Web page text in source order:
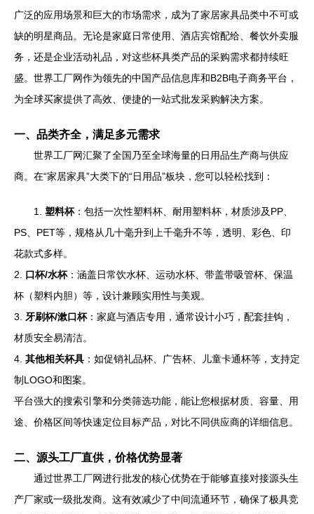
广泛的应用场景和巨大的市场需求，成为了家居家具品类中不可或
缺的明星商品。无论是家庭日常使用、酒店宾馆配给、餐饮外卖服
务，还是企业活动礼品，对这些杯具类产品的采购需求都持续旺
盛。世界工厂网作为领先的中国产品信息库和B2B电子商务平台，
为全球买家提供了高效、便捷的一站式批发采购解决方案。
一、品类齐全，满足多元需求
世界工厂网汇聚了全国乃至全球海量的日用品生产商与供应
商。在“家居家具”大类下的“日用品”板块，您可以轻松找到：
1. 塑料杯：包括一次性塑料杯、耐用塑料杯，材质涉及PP、
PS、PET等，规格从几十毫升到上千毫升不等，透明、彩色、印
花款式多样。
2. 口杯/水杯：涵盖日常饮水杯、运动水杯、带盖带吸管杯、保温
杯（塑料内胆）等，设计兼顾实用性与美观。
3. 牙刷杯/漱口杯：家庭与酒店专用，通常设计小巧，配套挂钩，
材质安全易清洁。
4. 其他相关杯具 ：如促销礼品杯、广告杯、儿童卡通杯等，支持定
制LOGO和图案。
平台强大的搜索引擎和分类筛选功能，能让您根据材质、容量、用
途、价格区间等快速定位目标产品，对比不同供应商的详细信息。
二、源头工厂直供，价格优势显著
通过世界工厂网进行批发的核心优势在于能够直接对接源头生
产厂家或一级批发商。这有效减少了中间流通环节，确保了极具竞